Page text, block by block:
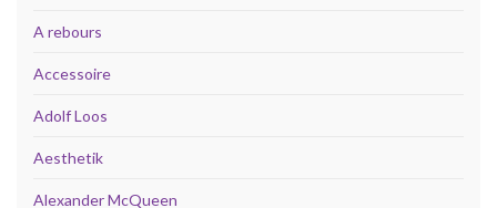
A rebours
Accessoire
Adolf Loos
Aesthetik
Alexander McQueen